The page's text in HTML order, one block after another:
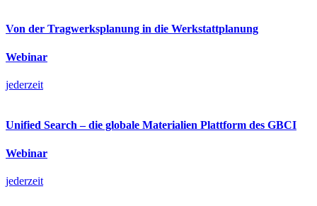
Von der Tragwerksplanung in die Werkstattplanung
Webinar
jederzeit
Unified Search – die globale Materialien Plattform des GBCI
Webinar
jederzeit